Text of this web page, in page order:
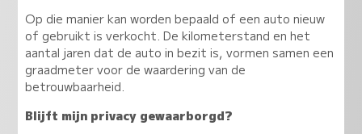
Op die manier kan worden bepaald of een auto nieuw
of gebruikt is verkocht. De kilometerstand en het
aantal jaren dat de auto in bezit is, vormen samen een
graadmeter voor de waardering van de
betrouwbaarheid.
Blijft mijn privacy gewaarborgd?